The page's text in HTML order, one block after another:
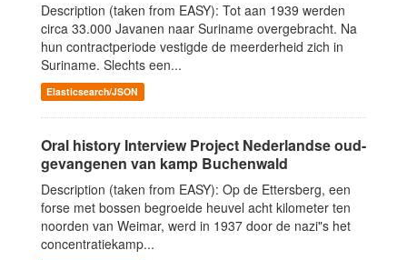
Description (taken from EASY): Tot aan 1939 werden
circa 33.000 Javanen naar Suriname overgebracht. Na
hun contractperiode vestigde de meerderheid zich in
Suriname. Slechts een...
Elasticsearch/JSON
Oral history Interview Project Nederlandse oud-
gevangenen van kamp Buchenwald
Description (taken from EASY): Op de Ettersberg, een
forse met bossen begroeide heuvel acht kilometer ten
noorden van Weimar, werd in 1937 door de nazi"s het
concentratiekamp...